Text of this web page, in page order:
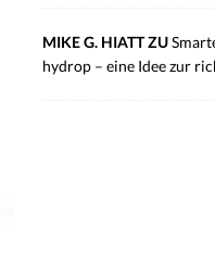
MIKE G. HIATT ZU
hydrop – eine Idee zur